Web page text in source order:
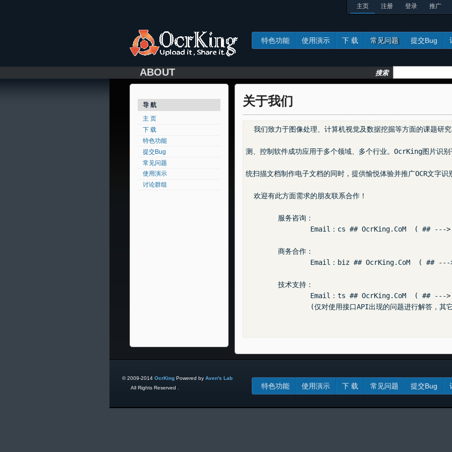
主页 注册 登录 推广
特色功能 使用演示 下 载 常见问题
常见问题 提交Bug
ABOUT 搜索
导 航
主 页
下 载
特色功能
提交Bug
常见问题
使用演示
讨论群组
关于我们
我们致力于图像处理、计算机视觉及数据挖掘等方面的课题研
测、控制软件成功应用于多个领域、多个行业。OcrKing图片识
统扫描文档制作电子文档的同时，提供愉悦体验并推广OCR文字识
  欢迎有此方面需求的朋友联系合作！
© 2009-2014 OcrKing Powered by Aven's Lab
All Rights Reserved .
特色功能 使用演示 下 载 常见问题 提交Bug